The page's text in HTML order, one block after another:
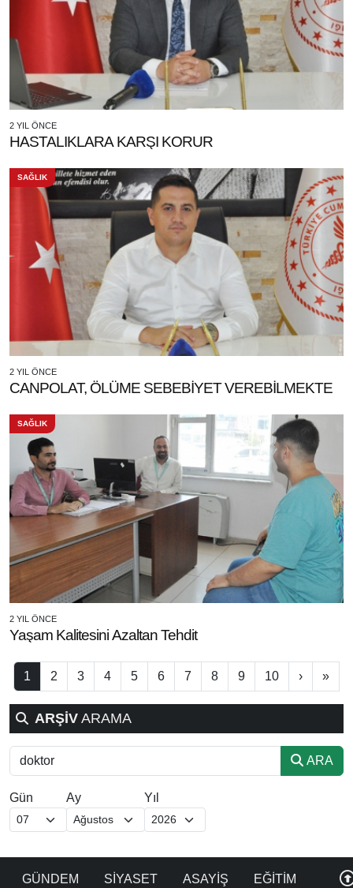
2 YIL ÖNCE
HASTALIKLARA KARŞI KORUR
SAĞLIK
2 YIL ÖNCE
CANPOLAT, ÖLÜME SEBEBİYET VEREBİLMEKTE
SAĞLIK
2 YIL ÖNCE
Yaşam Kalitesini Azaltan Tehdit
1 2 3 4 5 6 7 8 9 10 › »
ARŞİV ARAMA
ARA
Gün Ay Yıl
GÜNDEM SİYASET ASAYİŞ EĞİTİM